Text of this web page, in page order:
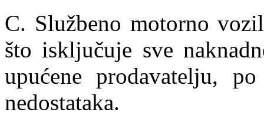
C. Službeno motorno
što isključuje sve
upućene prodavatelju,
nedostataka.